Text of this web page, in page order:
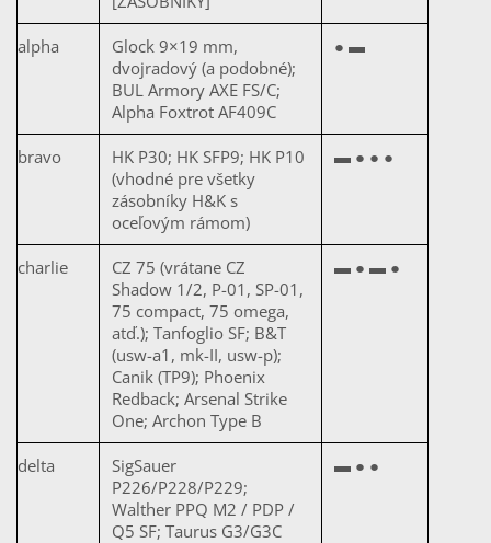
alpha
Glock 9×19 mm,
dvojradový (a podobné);
BUL Armory AXE FS/C;
Alpha Foxtrot AF409C
● ▬
bravo
HK P30; HK SFP9; HK P10
(vhodné pre všetky
zásobníky H&K s
oceľovým rámom)
▬ ● ● ●
charlie
CZ 75 (vrátane CZ
Shadow 1/2, P-01, SP-01,
75 compact, 75 omega,
atď.); Tanfoglio SF; B&T
(usw-a1, mk-II, usw-p);
Canik (TP9); Phoenix
Redback; Arsenal Strike
One; Archon Type B
▬ ● ▬ ●
delta
SigSauer
P226/P228/P229;
Walther PPQ M2 / PDP /
Q5 SF; Taurus G3/G3C
▬ ● ●